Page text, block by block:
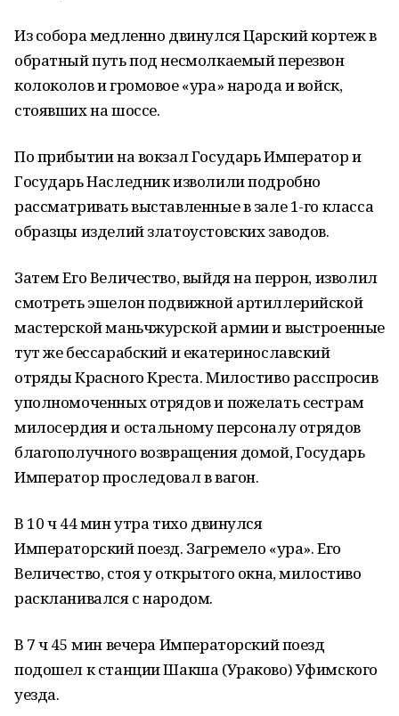
Из собора медленно двинулся Царский кортеж в
обратный путь под несмолкаемый перезвон
колоколов и громовое «ура» народа и войск,
стоявших на шоссе.
По прибытии на вокзал Государь Император и
Государь Наследник изволили подробно
рассматривать выставленные в зале 1-го класса
образцы изделий златоустовских заводов.
Затем Его Величество, выйдя на перрон, изволил
смотреть эшелон подвижной артиллерийской
мастерской маньчжурской армии и выстроенные
тут же бессарабский и екатеринославский
отряды Красного Креста. Милостиво расспросив
уполномоченных отрядов и пожелать сестрам
милосердия и остальному персоналу отрядов
благополучного возвращения домой, Государь
Император проследовал в вагон.
В 10 ч 44 мин утра тихо двинулся
Императорский поезд. Загремело «ура». Его
Величество, стоя у открытого окна, милостиво
раскланивался с народом.
В 7 ч 45 мин вечера Императорский поезд
подошел к станции Шакша (Ураково) Уфимского
уезда.